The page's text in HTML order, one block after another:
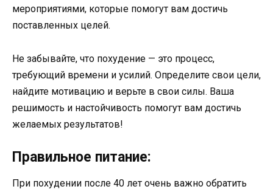
мероприятиями, которые помогут вам достичь
поставленных целей.
Не забывайте, что похудение — это процесс,
требующий времени и усилий. Определите свои цели,
найдите мотивацию и верьте в свои силы. Ваша
решимость и настойчивость помогут вам достичь
желаемых результатов!
Правильное питание:
При похудении после 40 лет очень важно обратить